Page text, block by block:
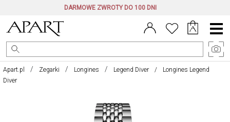
DARMOWE ZWROTY DO 100 DNI
Menu
główne
Apart.pl Zegarki Longines Legend Diver
Longines Legend
Diver